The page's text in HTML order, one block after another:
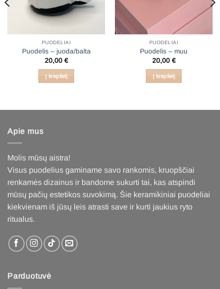
PUODELIAI
Puodelis – juoda/balta
20,00 €
Į krepšelį
PUODELIAI
Puodelis – muu
20,00 €
Į krepšelį
Apie mus
Molis mūsų aistra!
Visus puodelius gaminame savo rankomis, kruopščiai
renkamės dizainus ir bandome sukurti tai, kas atspindi
mūsų pačių estetikos suvokimą. Šie keramikiniai puodeliai
kiekvienam iš jūsų leis atrasti save ir kurti jaukius ryto
ritualus.
Parduotuvė